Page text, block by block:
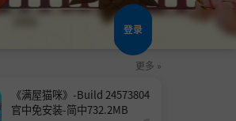
登录
更多 »
《满屋猫咪》-Build 24573804
官中免安装-简中732.2MB